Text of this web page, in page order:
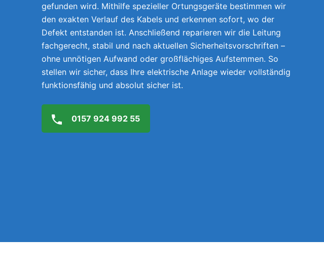
gefunden wird. Mithilfe spezieller Ortungsgeräte bestimmen wir
den exakten Verlauf des Kabels und erkennen sofort, wo der
Defekt entstanden ist. Anschließend reparieren wir die Leitung
fachgerecht, stabil und nach aktuellen Sicherheitsvorschriften –
ohne unnötigen Aufwand oder großflächiges Aufstemmen. So
stellen wir sicher, dass Ihre elektrische Anlage wieder vollständig
funktionsfähig und absolut sicher ist.
0157 924 992 55